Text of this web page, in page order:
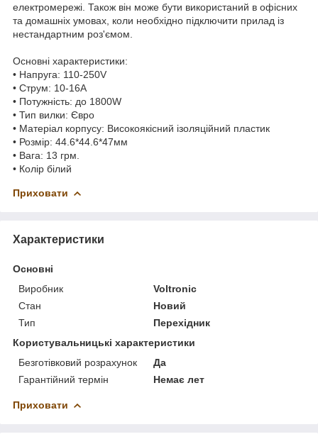
електромережі. Також він може бути використаний в офісних
та домашніх умовах, коли необхідно підключити прилад із
нестандартним роз'ємом.
Основні характеристики:
• Напруга: 110-250V
• Струм: 10-16A
• Потужність: до 1800W
• Тип вилки: Євро
• Матеріал корпусу: Високоякісний ізоляційний пластик
• Розмір: 44.6*44.6*47мм
• Вага: 13 грм.
• Колір білий
Приховати
Характеристики
Основні
Виробник
Voltronic
Стан
Новий
Тип
Перехідник
Користувальницькі характеристики
Безготівковий розрахунок
Да
Гарантійний термін
Немає лет
Приховати